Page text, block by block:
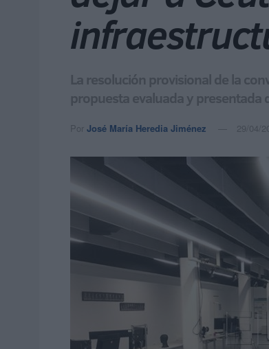
La resolución provisional de la
propuesta evaluada y presentada
Por José María Heredia Jiménez 29/04/